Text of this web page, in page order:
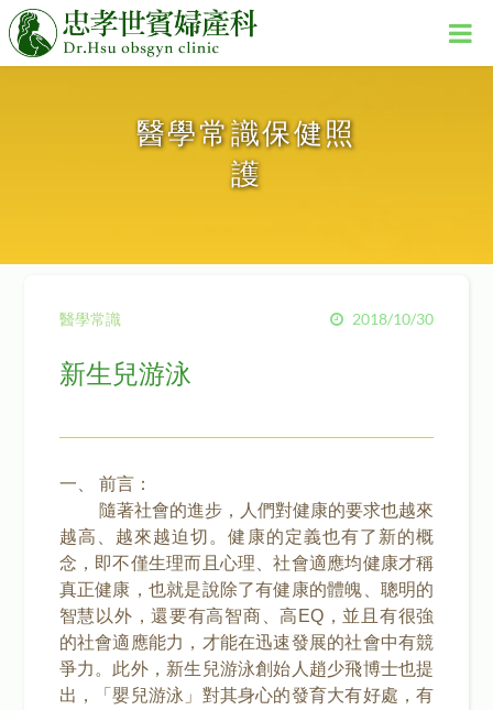
醫學常識保健照
護
醫學常識 2018/10/30
新生兒游泳
一、 前言：
隨著社會的進步，人們對健康的要求也越來
越高、越來越迫切。健康的定義也有了新的概
念，即不僅生理而且心理、社會適應均健康才稱
真正健康，也就是說除了有健康的體魄、聰明的
智慧以外，還要有高智商、高EQ，並且有很強
的社會適應能力，才能在迅速發展的社會中有競
爭力。此外，新生兒游泳創始人趙少飛博士也提
出，「嬰兒游泳」對其身心的發育大有好處，有